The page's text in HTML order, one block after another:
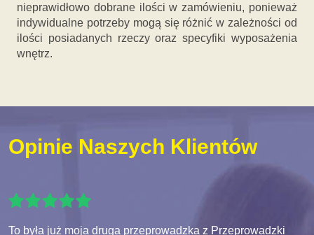
nieprawidłowo dobrane ilości w zamówieniu, ponieważ
indywidualne potrzeby mogą się różnić w zależności od
ilości posiadanych rzeczy oraz specyfiki wyposażenia
wnętrz.
Opinie Naszych Klientów
To była już moja druga przeprowadzka z Przeprowadzki